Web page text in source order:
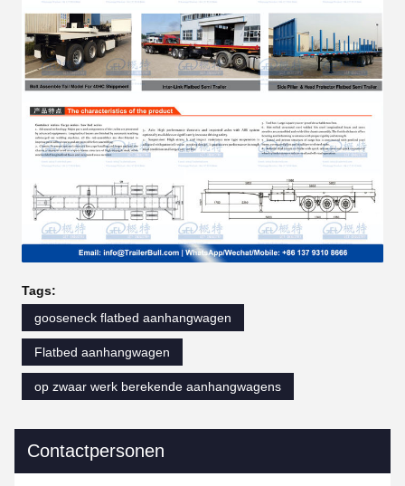
Tags:
gooseneck flatbed aanhangwagen
Flatbed aanhangwagen
op zwaar werk berekende aanhangwagens
Contactpersonen